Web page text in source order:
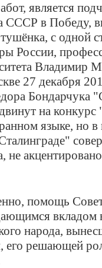
является
СССР в Победу,
с одной
России,
Владимир
27 декабря
Бондарчука
на конкурс
языке, но в
не
помощь
вкладом
народа,
решающей